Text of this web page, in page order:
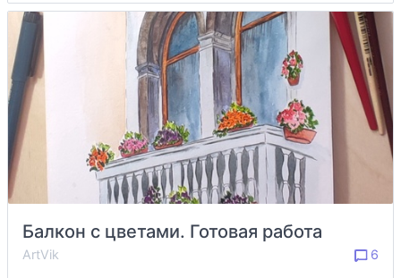
Балкон с цветами. Готовая работа
ArtVik 6